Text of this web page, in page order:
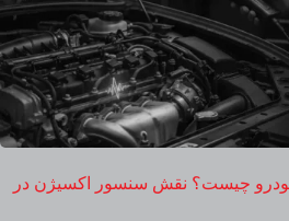
چیست؟ نقش سنسور اکسیژن در